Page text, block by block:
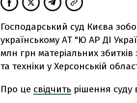
Господарський суд Києва
українському АТ "Ю АР ДІ
млн грн матеріальних
та техніки у Херсонській
Про це свідчить рішення суду